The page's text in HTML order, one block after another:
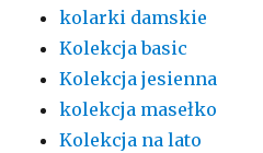
kolarki damskie
Kolekcja basic
Kolekcja jesienna
kolekcja masełko
Kolekcja na lato